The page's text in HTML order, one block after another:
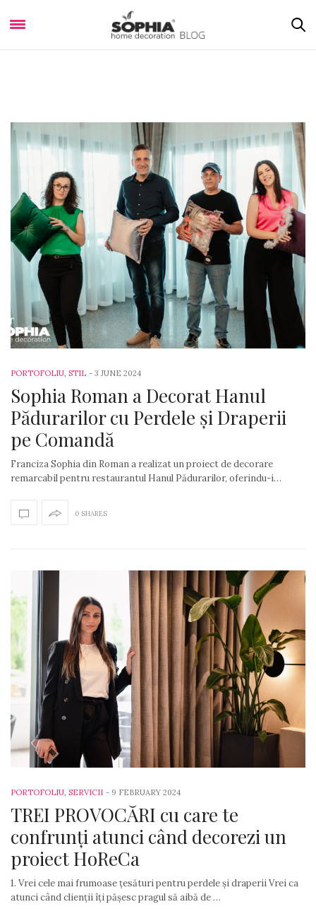
PORTOFOLIU, STIL - 3 JUNE 2024
Sophia Roman a Decorat Hanul
Pădurarilor cu Perdele și Draperii
pe Comandă
Franciza Sophia din Roman a realizat un proiect de decorare
remarcabil pentru restaurantul Hanul Pădurarilor, oferindu-i…
0 SHARES
PORTOFOLIU, SERVICII - 9 FEBRUARY 2024
TREI PROVOCĂRI cu care te
confrunți atunci când decorezi un
proiect HoReCa
1. Vrei cele mai frumoase țesături pentru perdele și draperii Vrei ca
atunci când clienții îți pășesc pragul să aibă de …